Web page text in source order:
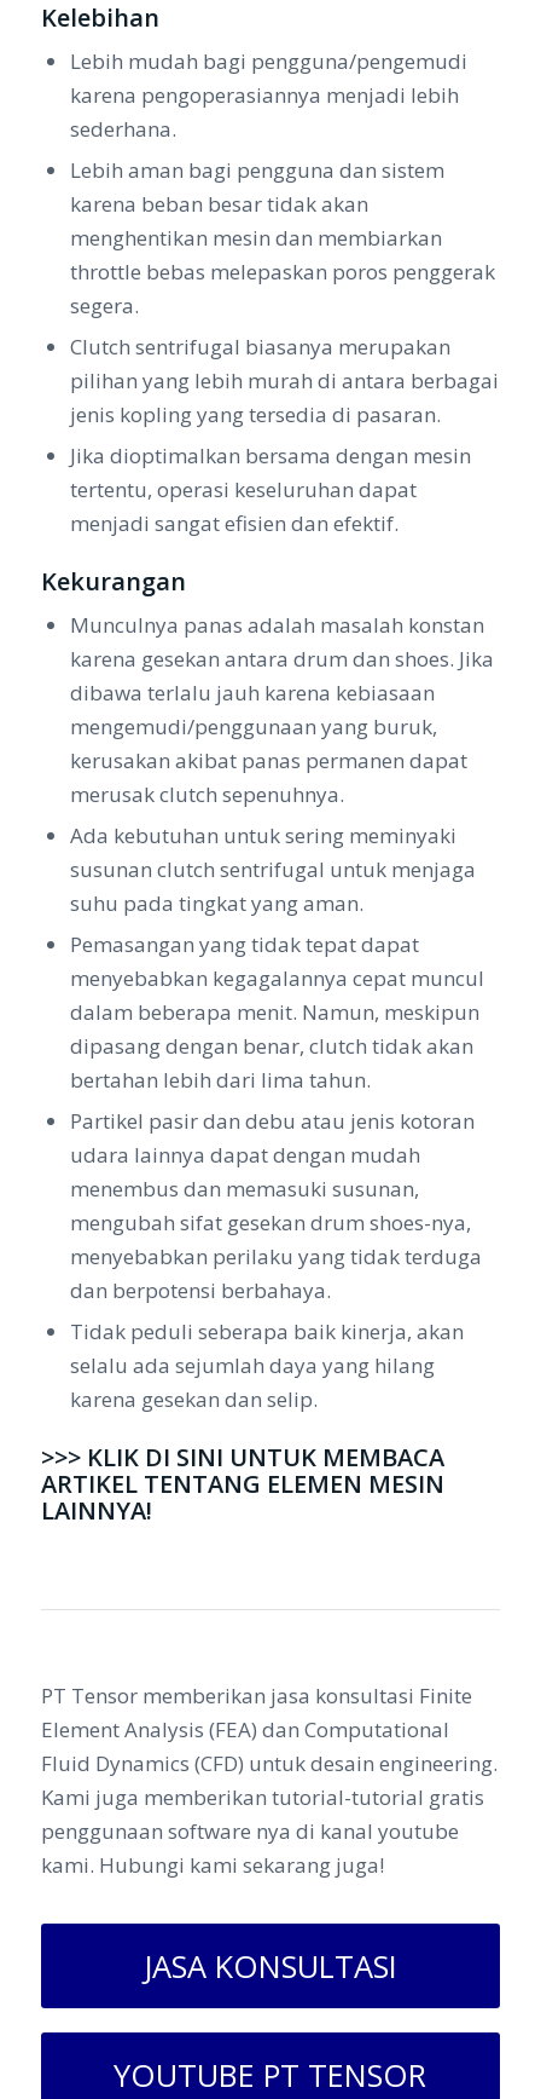
Kelebihan
Lebih mudah bagi pengguna/pengemudi
karena pengoperasiannya menjadi lebih
sederhana.
Lebih aman bagi pengguna dan sistem
karena beban besar tidak akan
menghentikan mesin dan membiarkan
throttle bebas melepaskan poros penggerak
segera.
Clutch sentrifugal biasanya merupakan
pilihan yang lebih murah di antara berbagai
jenis kopling yang tersedia di pasaran.
Jika dioptimalkan bersama dengan mesin
tertentu, operasi keseluruhan dapat
menjadi sangat efisien dan efektif.
Kekurangan
Munculnya panas adalah masalah konstan
karena gesekan antara drum dan shoes. Jika
dibawa terlalu jauh karena kebiasaan
mengemudi/penggunaan yang buruk,
kerusakan akibat panas permanen dapat
merusak clutch sepenuhnya.
Ada kebutuhan untuk sering meminyaki
susunan clutch sentrifugal untuk menjaga
suhu pada tingkat yang aman.
Pemasangan yang tidak tepat dapat
menyebabkan kegagalannya cepat muncul
dalam beberapa menit. Namun, meskipun
dipasang dengan benar, clutch tidak akan
bertahan lebih dari lima tahun.
Partikel pasir dan debu atau jenis kotoran
udara lainnya dapat dengan mudah
menembus dan memasuki susunan,
mengubah sifat gesekan drum shoes-nya,
menyebabkan perilaku yang tidak terduga
dan berpotensi berbahaya.
Tidak peduli seberapa baik kinerja, akan
selalu ada sejumlah daya yang hilang
karena gesekan dan selip.
>>> KLIK DI SINI UNTUK MEMBACA
ARTIKEL TENTANG ELEMEN MESIN
LAINNYA!
PT Tensor memberikan jasa konsultasi Finite
Element Analysis (FEA) dan Computational
Fluid Dynamics (CFD) untuk desain engineering.
Kami juga memberikan tutorial-tutorial gratis
penggunaan software nya di kanal youtube
kami. Hubungi kami sekarang juga!
JASA KONSULTASI
YOUTUBE PT TENSOR